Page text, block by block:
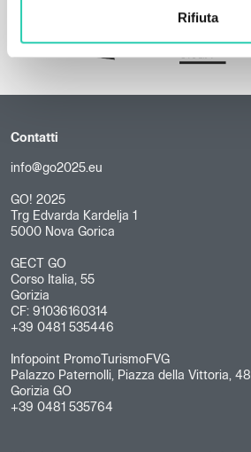
Rifiuta
Contatti
info@go2025.eu
GO! 2025
Trg Edvarda Kardelja 1
5000 Nova Gorica
GECT GO
Corso Italia, 55
Gorizia
CF: 91036160314
+39 0481 535446
Infopoint PromoTurismoFVG
Palazzo Paternolli, Piazza della Vittoria, 48
Gorizia GO
+39 0481 535764